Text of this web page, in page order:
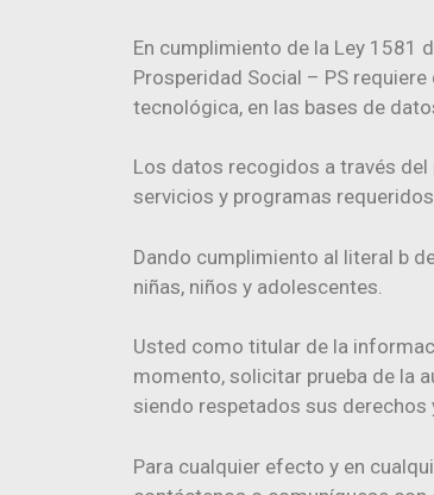
En cumplimiento de la Ley 1581
Prosperidad Social – PS
tecnológica, en las bases de
Los datos recogidos a través
servicios y programas
Dando cumplimiento al literal b
niñas, niños y adolescentes.
Usted como titular de la
momento, solicitar prueba de la
siendo respetados sus
Para cualquier efecto y en